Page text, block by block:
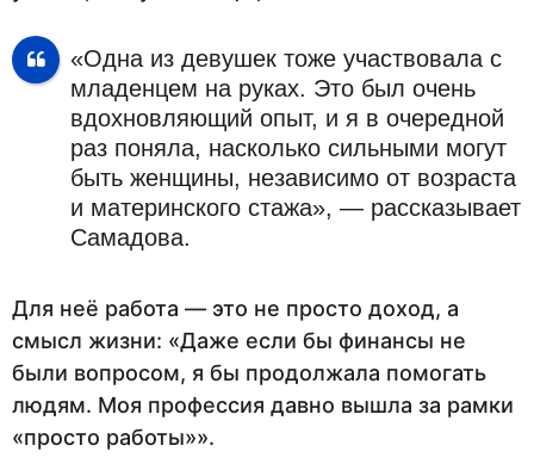
«Одна из девушек тоже участвовала с
младенцем на руках. Это был очень
вдохновляющий опыт, и я в очередной
раз поняла, насколько сильными могут
быть женщины, независимо от возраста
и материнского стажа», — рассказывает
Самадова.
Для неё работа — это не просто доход, а
смысл жизни: «Даже если бы финансы не
были вопросом, я бы продолжала помогать
людям. Моя профессия давно вышла за рамки
«просто работы»».